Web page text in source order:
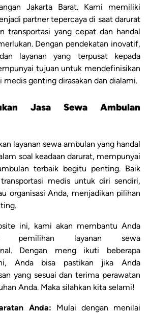
Jakarta Barat. Kami memiliki
partner tepercaya di saat darurat
transportasi yang cepat dan handal
Dengan pendekatan inovatif,
layanan yang terpusat kepada
tujuan untuk mendefinisikan
medis genting dirasakan dan dialami.
Jasa Sewa Ambulan
layanan sewa ambulan yang handal
soal keadaan darurat, mempunyai
terbaik begitu penting. Baik
medis untuk diri sendiri,
organisasi Anda, menjadikan pilihan
ini, kami akan membantu Anda
pemilihan layanan sewa
Dengan meng ikuti beberapa
Anda bisa pastikan jika Anda
yang sesuai dan terima perawatan
Anda. Maka silahkan kita selami!
Anda: Mulai dengan menilai